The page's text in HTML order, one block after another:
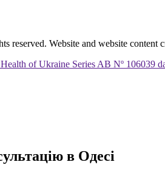
reserved. Website and website content
of Ukraine Series AB Nº 106039
в Одесі